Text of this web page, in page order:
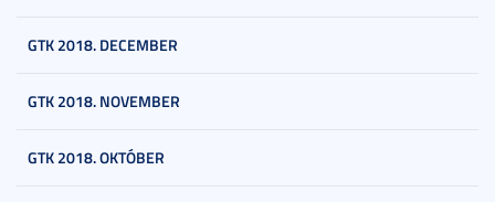
GTK 2018. DECEMBER
GTK 2018. NOVEMBER
GTK 2018. OKTÓBER